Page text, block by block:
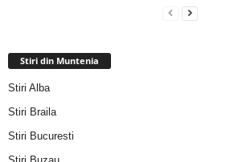
Stiri din Muntenia
Stiri Alba
Stiri Braila
Stiri Bucuresti